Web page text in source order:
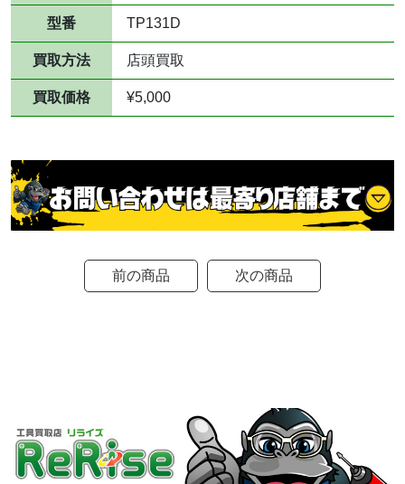
型番 TP131D
買取方法 店頭買取
買取価格 ¥5,000
前の商品 次の商品